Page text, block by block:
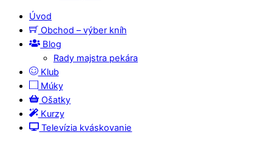
Úvod
Obchod – výber kníh
Blog
Rady majstra pekára
Klub
Múky
Ošatky
Kurzy
Televízia kváskovanie